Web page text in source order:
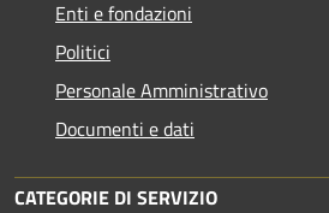
Enti e fondazioni
Politici
Personale Amministrativo
Documenti e dati
CATEGORIE DI SERVIZIO